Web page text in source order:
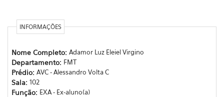
INFORMAÇÕES
Nome Completo: Adamor Luz Eleiel Virgino
Departamento: FMT
Prédio: AVC - Alessandro Volta C
Sala: 102
Função: EXA - Ex-aluno(a)